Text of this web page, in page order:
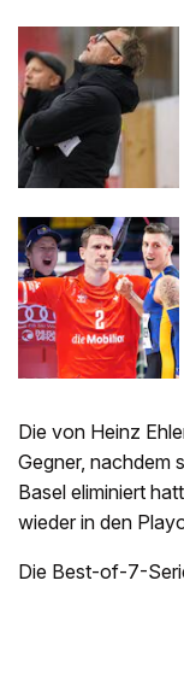
Die von Heinz
Gegner, nachdem
Basel eliminiert
wieder in den
Die Best-of-7-